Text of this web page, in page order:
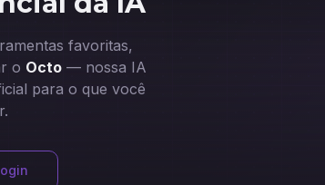
favoritas,
o Octo — nossa IA
para o que você